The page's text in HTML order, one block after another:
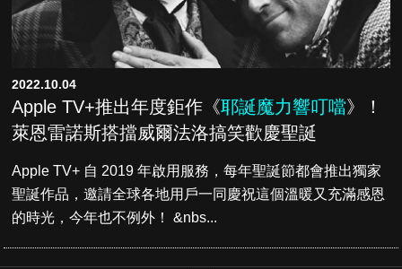
2022.10.04
Apple TV+推出年度鉅作《耶誕魔力響叮噹》！
萊恩雷諾斯搭擋威爾法洛搞笑歡慶聖誕
Apple TV+ 自 2019 年啟用服務，每年聖誕節都會推出獨家
聖誕作品，邀請全球各地用戶一同慶祝這個溫暖又充滿感恩
的時光，今年也不例外！ &nbs...